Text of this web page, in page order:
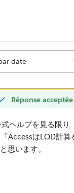
date
Réponse acceptée
ヘルプを見る限り
AccessはLOD計算
思います。